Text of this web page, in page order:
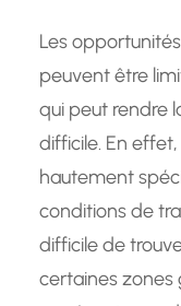
Les
peuvent être
qui peut rendre
difficile. En
hautement
conditions de
difficile de
certaines zones